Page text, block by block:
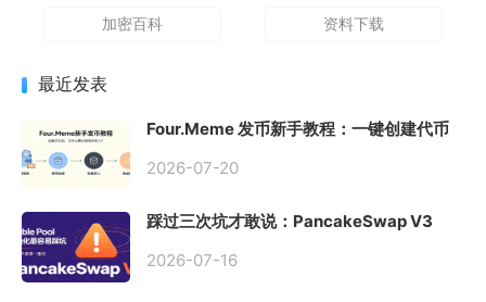
加密百科 资料下载
最近发表
Four.Meme 发币新手教程：一键创建代币
2026-07-20
踩过三次坑才敢说：PancakeSwap V3
初始化
2026-07-16